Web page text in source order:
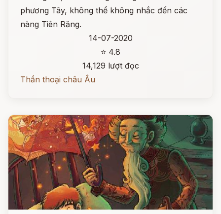
phương Tây, không thể không nhắc đến các
nàng Tiên Răng.
14-07-2020
⭐ 4.8
14,129 lượt đọc
Thần thoại châu Âu